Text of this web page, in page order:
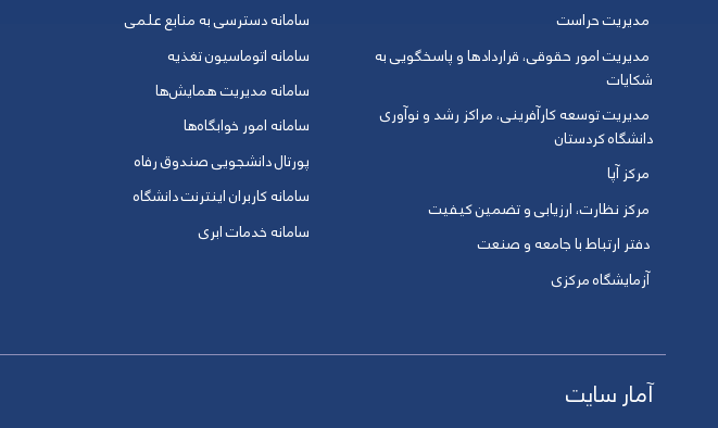
مدیریت حراست
مدیریت امور حقوقی، قراردادها و پاسخگویی به
شکایات
مدیریت توسعه کارآفرینی، مراکز رشد و نوآوری
دانشگاه کردستان
مرکز آپا
مرکز نظارت، ارزیابی و تضمین کیفیت
دفتر ارتباط با جامعه و صنعت
آزمایشگاه مرکزی
سامانه دسترسی به منابع علمی
سامانه اتوماسیون تغذیه
سامانه مدیریت همایش‌ها
سامانه امور خوابگاه‌ها
پورتال دانشجویی صندوق رفاه
سامانه کاربران اینترنت دانشگاه
سامانه خدمات ابری
آمار سایت